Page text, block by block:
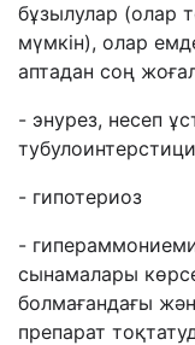
бұзылулар (олар
мүмкін), олар
аптадан соң
- энурез, несеп
- гипотериоз
-
сынамалары
болмағандағы
препарат